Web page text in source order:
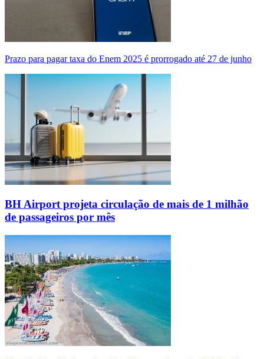
Prazo para pagar taxa do Enem 2025 é prorrogado até 27 de junho
BH Airport projeta circulação de mais de 1 milhão
de passageiros por mês